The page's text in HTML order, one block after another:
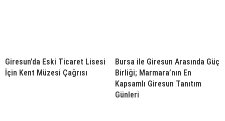
Giresun’da Eski Ticaret Lisesi
İçin Kent Müzesi Çağrısı
Bursa ile Giresun Arasında Güç
Birliği; Marmara’nın En
Kapsamlı Giresun Tanıtım
Günleri